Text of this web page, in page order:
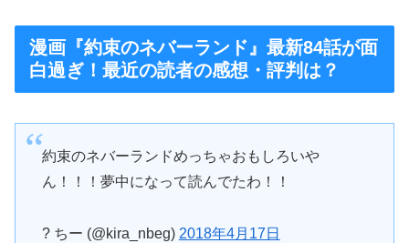
漫画『約束のネバーランド』最新84話が面
白過ぎ！最近の読者の感想・評判は？
約束のネバーランドめっちゃおもしろいや
ん！！！夢中になって読んでたわ！！
? ちー (@kira_nbeg) 2018年4月17日